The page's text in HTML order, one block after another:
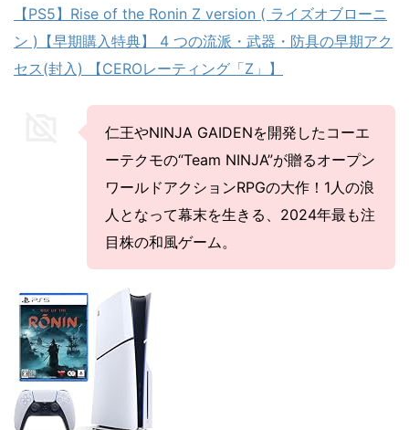
【PS5】Rise of the Ronin Z version ( ライズオブローニ
ン )【早期購入特典】 4 つの流派・武器・防具の早期アク
セス(封入) 【CEROレーティング「Z」】
仁王やNINJA GAIDENを開発したコーエ
ーテクモの“Team NINJA”が贈るオープン
ワールドアクションRPGの大作！1人の浪
人となって幕末を生きる、2024年最も注
目株の和風ゲーム。